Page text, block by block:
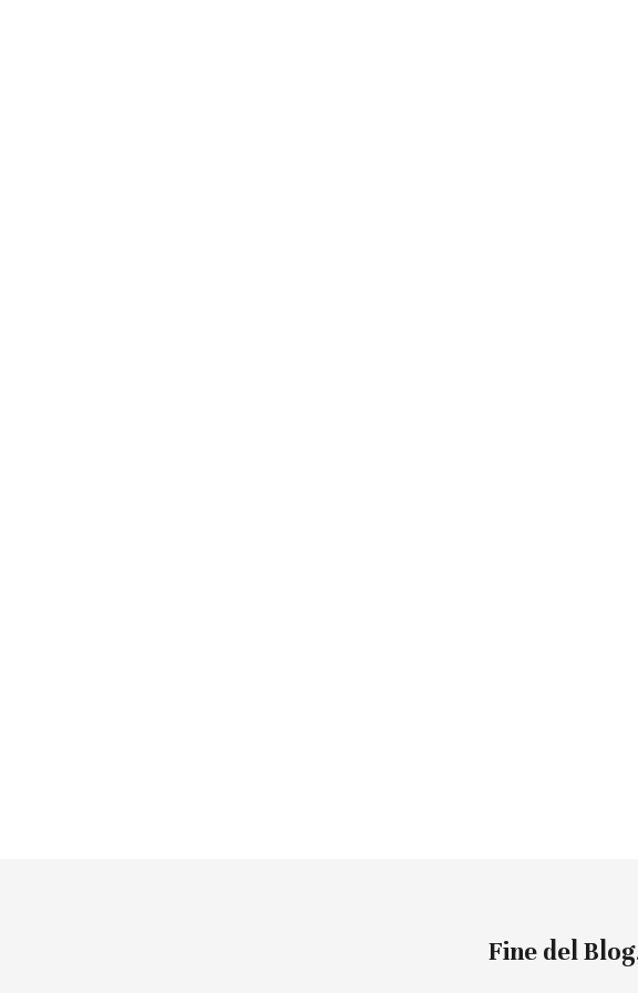
Fine del